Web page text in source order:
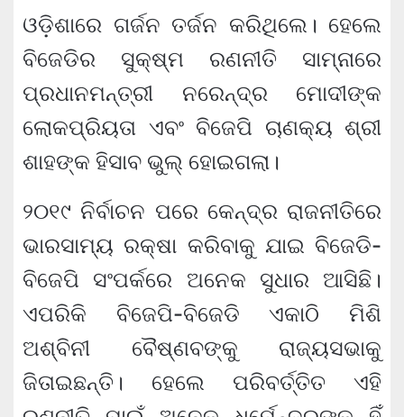
ଓଡ଼ିଶାରେ ଗର୍ଜନ ତର୍ଜନ କରିଥିଲେ। ହେଲେ
ବିଜେଡିର ସୁକ୍ଷ୍ମ ରଣନୀତି ସାମ୍ନାରେ
ପ୍ରଧାନମନ୍ତ୍ରୀ ନରେନ୍ଦ୍ର ମାେଦୀଙ୍କ
ଲୋକପ୍ରିୟତା ଏବଂ ବିଜେପି ଚାଣକ୍ୟ ଶ୍ରୀ
ଶାହଙ୍କ ହିସାବ ଭୁଲ୍ ହୋଇଗଲା।
୨୦୧୯ ନିର୍ବାଚନ ପରେ କେନ୍ଦ୍ର ରାଜନୀତିରେ
ଭାରସାମ୍ୟ ରକ୍ଷା କରିବାକୁ ଯାଇ ବିଜେଡି-
ବିଜେପି ସଂପର୍କରେ ଅନେକ ସୁଧାର ଆସିଛି।
ଏପରିକି ବିଜେପି-ବିଜେଡି ଏକାଠି ମିଶି
ଅଶ୍ବିନୀ ବୈଷ୍ଣବଙ୍କୁ ରାଜ୍ୟସଭାକୁ
ଜିତାଇଛନ୍ତି। ହେଲେ ପରିବର୍ତ୍ତିତ ଏହି